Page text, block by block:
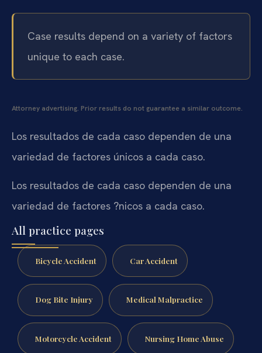
Case results depend on a variety of factors
unique to each case.
Attorney advertising. Prior results do not guarantee a similar outcome.
Los resultados de cada caso dependen de una
variedad de factores únicos a cada caso.
Los resultados de cada caso dependen de una
variedad de factores ?nicos a cada caso.
All practice pages
Bicycle Accident Car Accident
Dog Bite Injury Medical Malpractice
Motorcycle Accident Nursing Home Abuse